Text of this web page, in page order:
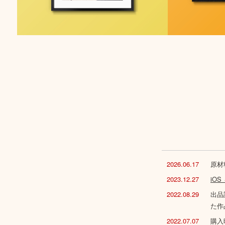
2026.06.17
原
2023.12.27
iOS
2022.08.29
出
た
2022.07.07
購